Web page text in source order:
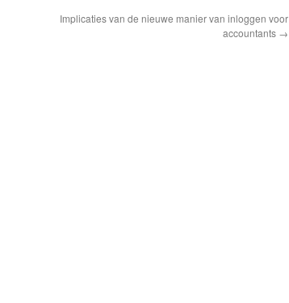
Implicaties van de nieuwe manier van inloggen voor
accountants →